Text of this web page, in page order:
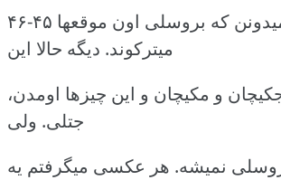
۴۶-۴۵ سالشونه میدونن که بروسلی اون موقعها
میترکوند. دیگه حالا این
جکیچان و مکیچان و این چیزها اومدن،
جتلی. ولی
نمیشه. هر عکسی میگرفتم یه